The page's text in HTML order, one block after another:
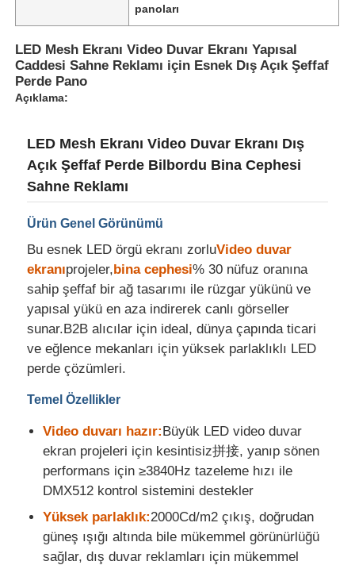
Ana Sayfa
Hakkımızda
Kalite kontrolü
Bize Ulaşın
Tüm servis talepleri
Bir İndirim İste
LED örgü ekran
panoları
LED Mesh Ekranı Video Duvar Ekranı Yapısal
Caddesi Sahne Reklamı için Esnek Dış Açık Şeffaf
Perde Pano
Açıklama:
LED Mesh Ekranı Video Duvar Ekranı Dış
Açık Şeffaf Perde Bilbordu Bina Cephesi
Sahne Reklamı
Ürün Genel Görünümü
Bu esnek LED örgü ekranı zorluVideo duvar
ekranıprojeler,bina cephesi% 30 nüfuz oranına
sahip şeffaf bir ağ tasarımı ile rüzgar yükünü ve
yapısal yükü en aza indirerek canlı görseller
sunar.B2B alıcılar için ideal, dünya çapında ticari
ve eğlence mekanları için yüksek parlaklıklı LED
perde çözümleri.
Temel Özellikler
Video duvarı hazır:Büyük LED video duvar
ekran projeleri için kesintisiz拼接, yanıp sönen
performans için ≥3840Hz tazeleme hızı ile
DMX512 kontrol sistemini destekler
Yüksek parlaklık:2000Cd/m2 çıkış, doğrudan
güneş ışığı altında bile mükemmel görünürlüğü
sağlar, dış duvar reklamları için mükemmel